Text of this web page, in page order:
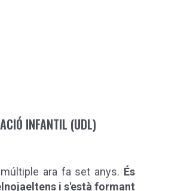
INFANTIL (UDL)
ara fa set anys. És
i s'està formant